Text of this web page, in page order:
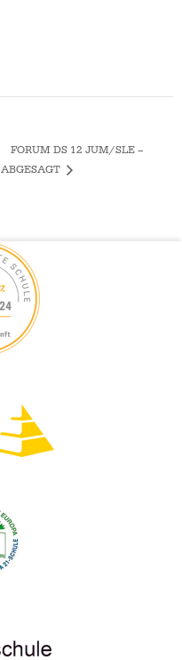
FORUM DS 12 JUM/SLE –
ABGESAGT